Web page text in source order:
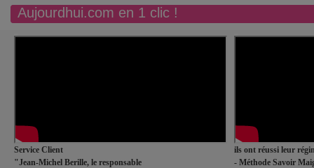
Aujourdhui.com en 1 clic !
Service Client
"Jean-Michel Berille, le responsable
ils ont réussi leur
- Méthode Savoir